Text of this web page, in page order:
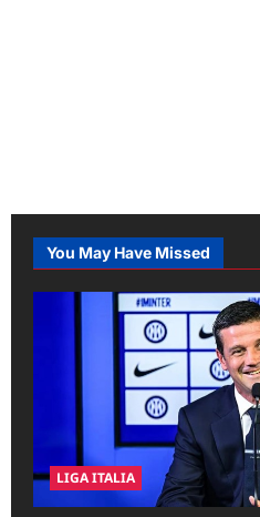
You May Have Missed
LIGA ITALIA